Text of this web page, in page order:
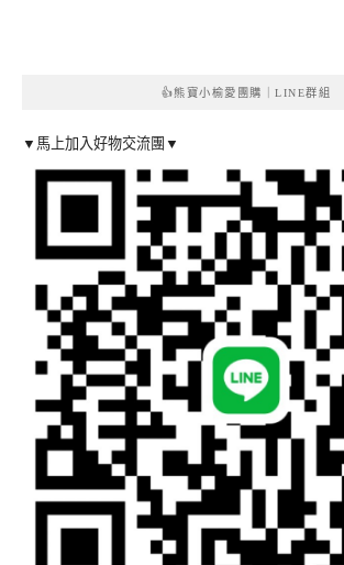
👍熊寶小榆愛團購｜LINE群組
▼馬上加入好物交流團▼